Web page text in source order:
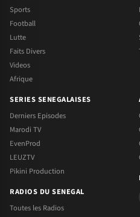
Sports
Football
Lutte
Faits Divers
Videos
Afrique
SERIES SENEGALAISES
Derniers Episodes
Marodi TV
EvenProd
LEUZTV
Pikini Production
RADIOS DU SENEGAL
Toutes les Radios